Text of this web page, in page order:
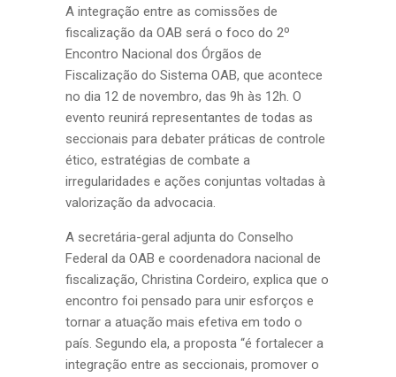
A integração entre as comissões de
fiscalização da OAB será o foco do 2º
Encontro Nacional dos Órgãos de
Fiscalização do Sistema OAB, que acontece
no dia 12 de novembro, das 9h às 12h. O
evento reunirá representantes de todas as
seccionais para debater práticas de controle
ético, estratégias de combate a
irregularidades e ações conjuntas voltadas à
valorização da advocacia.
A secretária-geral adjunta do Conselho
Federal da OAB e coordenadora nacional de
fiscalização, Christina Cordeiro, explica que o
encontro foi pensado para unir esforços e
tornar a atuação mais efetiva em todo o
país. Segundo ela, a proposta “é fortalecer a
integração entre as seccionais, promover o